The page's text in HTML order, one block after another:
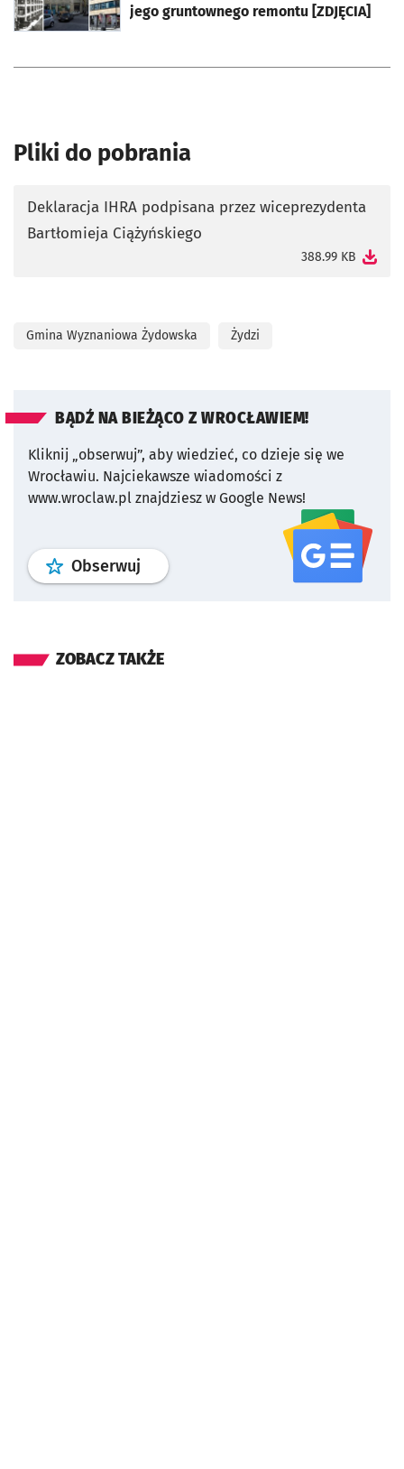
jego gruntownego remontu [ZDJĘCIA]
Pliki do pobrania
Deklaracja IHRA podpisana przez wiceprezydenta
Bartłomieja Ciążyńskiego
388.99 KB
otworzy się w nowej karcie
Gmina Wyznaniowa Żydowska Żydzi
BĄDŹ NA BIEŻĄCO Z WROCŁAWIEM!
Kliknij „obserwuj”, aby wiedzieć, co dzieje się we
Wrocławiu. Najciekawsze wiadomości z
www.wroclaw.pl znajdziesz w Google News!
Obserwuj profil serwisu
ZOBACZ TAKŻE